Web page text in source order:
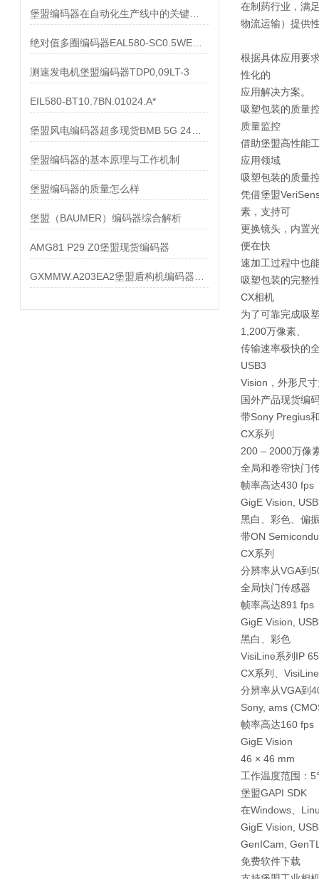
测速发电机堡盟编码器TDP0,09LT-3
EIL580-BT10.7BN.01024.A*
堡盟编码器的基本原理与工作机制
堡盟编码器的质量怎么样
堡盟（BAUMER）编码器综合解析
AMG81 P29 Z0堡盟现货编码器
在制药行业，满
物流运输）提供
根据具体应用要
性化的
应用解决方案。
吸塑包装的质量
质量监控
借助堡盟高性能
应用领域
吸塑包装的质量
凭借堡盟
素，支持可
更换镜头，内置
便在快
速加工过程中也
吸塑包装的完整
CX相机
为了可靠完成吸
1,200万像素、
传输速率极快的
USB3
Vision，外形尺
国外产品现货编
带Sony Pregius
CX系列
200 – 2000万像
全局和卷帘快门
帧率高达430 fps
GigE Vision,
黑白、彩色、偏
带ON
CX系列
分辨率从VGA到
全局快门传感器
帧率高达891 fps
GigE Vision,
黑白、彩色
VisiLine系列IP
CX系列、
分辨率从VGA到
Sony, ams
帧率高达160 fps
GigE Vision
46 × 46 mm
工作温度范围：
堡盟GAPI SDK
在Windows、
GigE Vision,
GenICam,
免费软件下载